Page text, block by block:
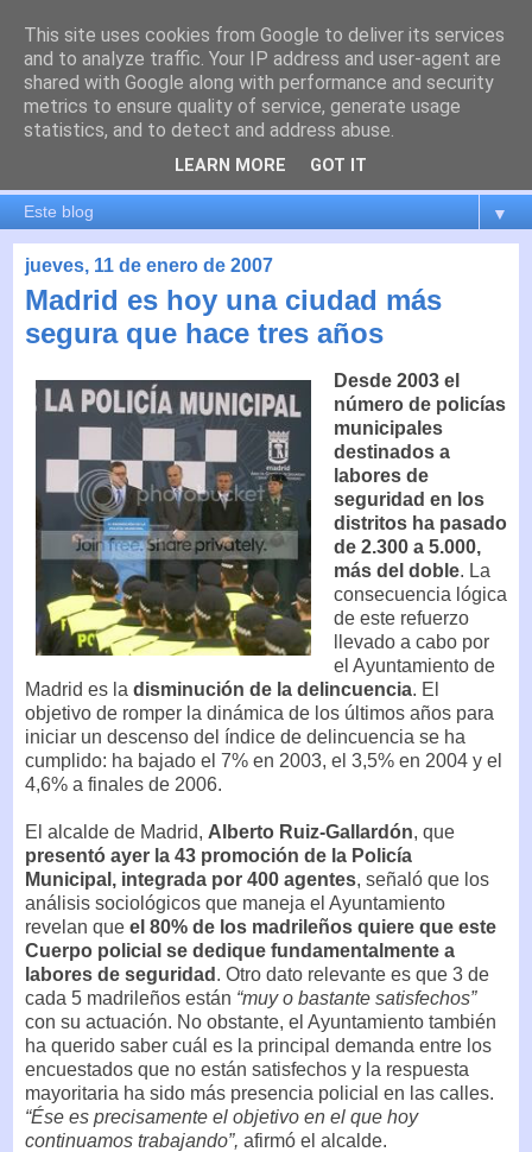
es por madrid
El blog de Madrid y su actualidad, proyectos, transporte,
movilidad, arquitectura, participación, medio ambiente,
educación, empleo, ...
▼
jueves, 11 de enero de 2007
Madrid es hoy una ciudad más
segura que hace tres años
Desde 2003 el
número de policías
municipales
destinados a
labores de
seguridad en los
distritos ha pasado
de 2.300 a 5.000,
más del doble. La
consecuencia lógica
de este refuerzo
llevado a cabo por
el Ayuntamiento de
Madrid es la disminución de la delincuencia. El
objetivo de romper la dinámica de los últimos años para
iniciar un descenso del índice de delincuencia se ha
cumplido: ha bajado el 7% en 2003, el 3,5% en 2004 y el
4,6% a finales de 2006.
El alcalde de Madrid, Alberto Ruiz-Gallardón, que
presentó ayer la 43 promoción de la Policía
Municipal, integrada por 400 agentes, señaló que los
análisis sociológicos que maneja el Ayuntamiento
revelan que el 80% de los madrileños quiere que este
Cuerpo policial se dedique fundamentalmente a
labores de seguridad . Otro dato relevante es que 3 de
cada 5 madrileños están “muy o bastante satisfechos”
con su actuación. No obstante, el Ayuntamiento también
ha querido saber cuál es la principal demanda entre los
encuestados que no están satisfechos y la respuesta
mayoritaria ha sido más presencia policial en las calles.
“Ése es precisamente el objetivo en el que hoy
continuamos trabajando”, afirmó el alcalde.
This site uses cookies from Google to deliver its services
and to analyze traffic. Your IP address and user-agent are
shared with Google along with performance and security
metrics to ensure quality of service, generate usage
statistics, and to detect and address abuse.
LEARN MORE GOT IT